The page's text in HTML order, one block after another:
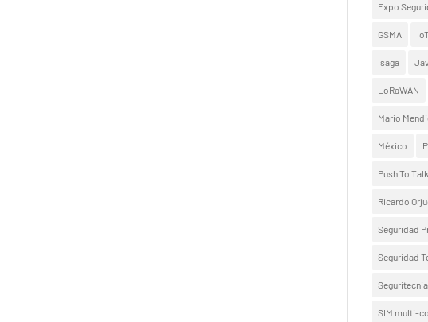
Expo
GSMA
Isaga
LoRaWAN
Mario
México
Push To Talk
Ricardo
Seguridad
Seguridad
Seguritecnia
SIM multi-